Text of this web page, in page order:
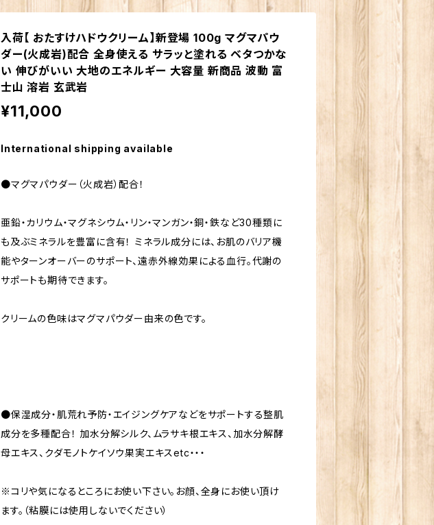
入荷【 おたすけハドウクリーム】新登場 100g マグマパウ
ダー(火成岩)配合 全身使える サラッと塗れる ベタつかな
い 伸びがいい 大地のエネルギー 大容量 新商品 波動 富
士山 溶岩 玄武岩
¥11,000
International shipping available
●マグマパウダー（火成岩）配合！
亜鉛・カリウム・マグネシウム・リン・マンガン・銅・鉄など30種類に
も及ぶミネラルを豊富に含有！ ミネラル成分には、お肌のバリア機
能やターンオーバーのサポート、遠赤外線効果による血行。代謝の
サポートも期待できます。
クリームの色味はマグマパウダー由来の色です。
●保湿成分・肌荒れ予防・エイジングケアなどをサポートする整肌
成分を多種配合！ 加水分解シルク、ムラサキ根エキス、加水分解酵
母エキス、クダモノトケイソウ果実エキスetc・・・
※コリや気になるところにお使い下さい。お顔、全身にお使い頂け
ます。（粘膜には使用しないでください）